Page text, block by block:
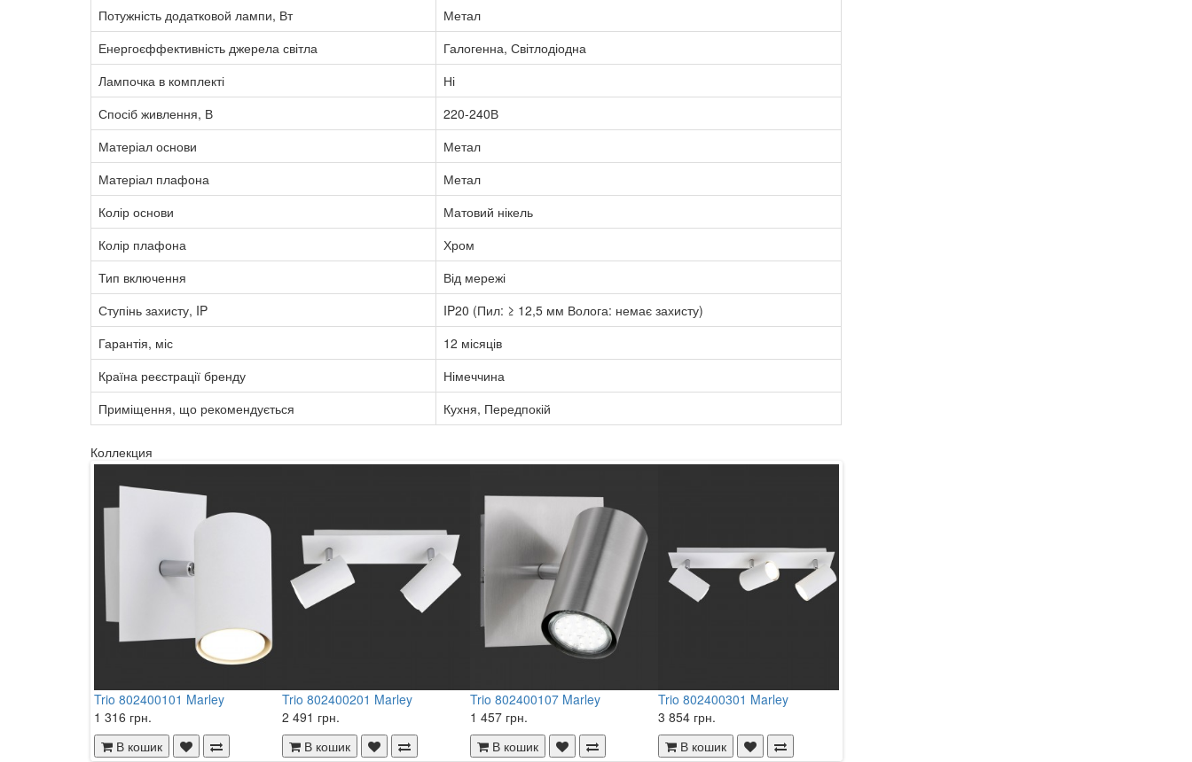
Потужність додатковой лампи, Вт
Метал
Енергоєффективність джерела світла
Галогенна, Світлодіодна
Лампочка в комплекті
Ні
Спосіб живлення, В
220-240В
Матеріал основи
Метал
Матеріал плафона
Метал
Колір основи
Матовий нікель
Колір плафона
Хром
Тип включення
Від мережі
Ступінь захисту, IP
IP20 (Пил: ≥ 12,5 мм Волога: немає захисту)
Гарантія, міс
12 місяців
Країна реєстрації бренду
Німеччина
Приміщення, що рекомендується
Кухня, Передпокій
Коллекция
Trio 802400101 Marley
1 316 грн.
В кошик
Trio 802400201 Marley
2 491 грн.
В кошик
Trio 802400107 Marley
1 457 грн.
В кошик
Trio 802400301 Marley
3 854 грн.
В кошик